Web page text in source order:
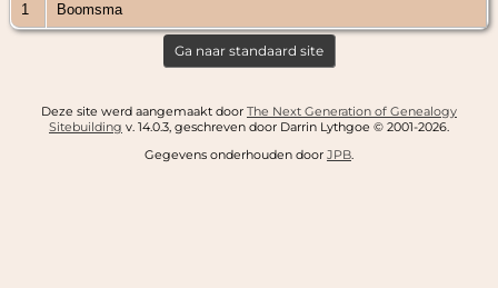
1 Boomsma
Ga naar standaard site
Deze site werd aangemaakt door The Next Generation of Genealogy
Sitebuilding v. 14.0.3, geschreven door Darrin Lythgoe © 2001-2026.
Gegevens onderhouden door JPB.